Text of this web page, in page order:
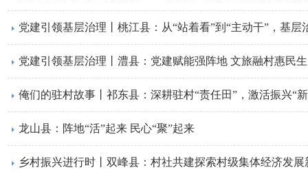
党建引领基层治理丨桃江县：从“站着看”到“主动干”，基层
党建引领基层治理丨澧县：党建赋能强阵地 文旅融村惠民生
俺们的驻村故事丨祁东县：深耕驻村“责任田”，激活振兴“
​龙山县：阵地“活”起来 民心“聚”起来
乡村振兴进行时丨​双峰县：村社共建探索村级集体经济发展